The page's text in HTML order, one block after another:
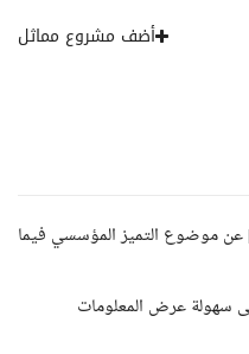
أضف مشروع مماثل
أريد إعداد عرض تقديمي powerpoint عن موضوع التميز المؤسسي فيما
سهولة عرض المعلومات